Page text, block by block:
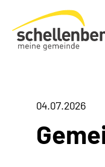
Gemeinde Schellenberg Startseite
04.07.2026